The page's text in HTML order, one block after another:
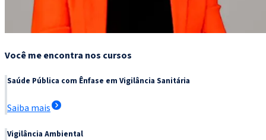
Você me encontra nos cursos
Saúde Pública com Ênfase em Vigilância Sanitária
Saiba mais
Vigilância Ambiental